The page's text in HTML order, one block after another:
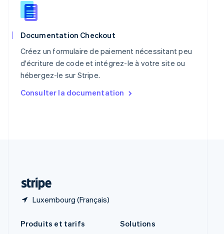
Documentation Checkout
Créez un formulaire de paiement nécessitant peu
d'écriture de code et intégrez-le à votre site ou
hébergez-le sur Stripe.
Consulter la documentation
Luxembourg (Français)
République tchèque
English
English
English
Singapour
English简体中文
English
Produits et tarifs
Solutions